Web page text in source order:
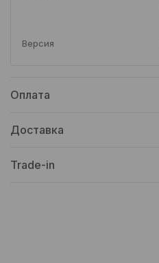
Версия
Оплата
Доставка
Trade-in